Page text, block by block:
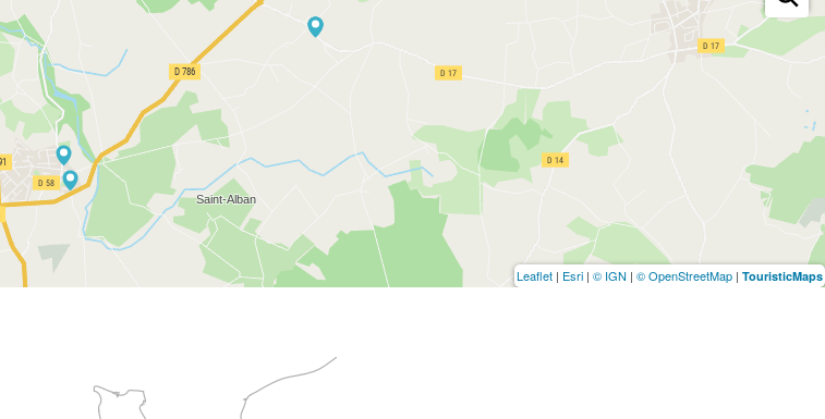
Leaflet | Esri | © IGN | © OpenStreetMap | TouristicMaps